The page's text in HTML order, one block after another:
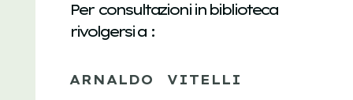
Per consultazioni in biblioteca
rivolgersi a :
ARNALDO VITELLI